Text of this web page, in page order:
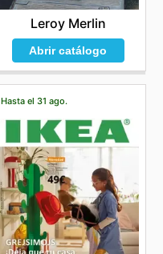
Leroy Merlin
Abrir catálogo
Hasta el 31 ago.